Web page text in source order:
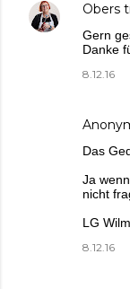
Obers
Gern
Danke
8.12.16
Das
Ja
nicht
LG
8.12.16